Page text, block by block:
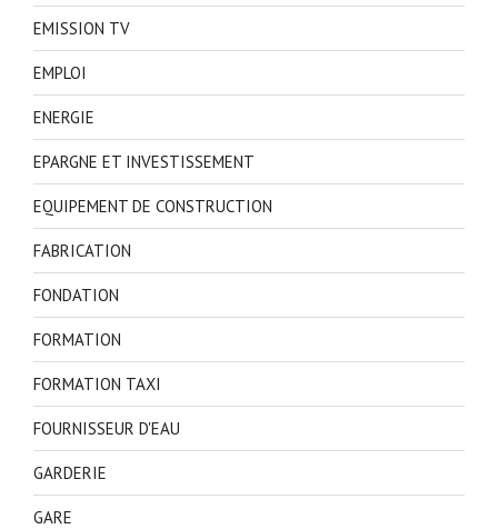
EMISSION TV
EMPLOI
ENERGIE
EPARGNE ET INVESTISSEMENT
EQUIPEMENT DE CONSTRUCTION
FABRICATION
FONDATION
FORMATION
FORMATION TAXI
FOURNISSEUR D'EAU
GARDERIE
GARE